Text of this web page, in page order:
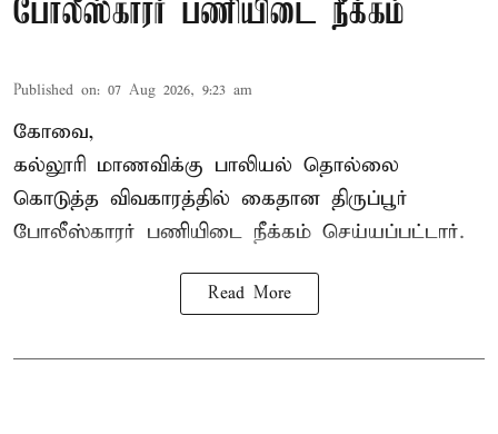
போலீஸ்காரர் பணியிடை நீக்கம்
Published on: 07 Aug 2026, 9:23 am
கோவை,
கல்லூரி மாணவிக்கு பாலியல் தொல்லை
கொடுத்த விவகாரத்தில் கைதான திருப்பூர்
போலீஸ்காரர் பணியிடை நீக்கம் செய்யப்பட்டார்.
Read More